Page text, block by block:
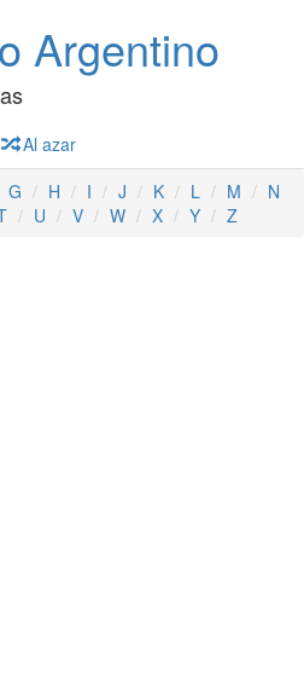
Argentino
Al azar
G H I J K L M
N
U V W X Y Z